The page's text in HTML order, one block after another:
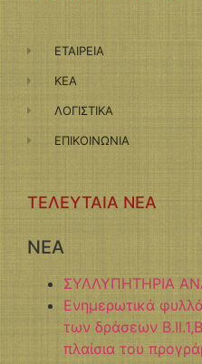
ΕΤΑΙΡΕΙΑ
ΚΕΑ
ΛΟΓΙΣΤΙΚΑ
ΕΠΙΚΟΙΝΩΝΙΑ
ΤΕΛΕΥΤΑΙΑ ΝΕΑ
NEA
ΣΥΛΛΥΠΗΤΗΡΙΑ
Ενημερωτικά
των δράσεων
πλαίσια του